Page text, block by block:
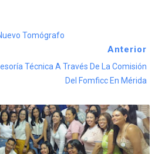
Tomógrafo
Anterior
Técnica A Través De La Comisión
Del Fomficc En Mérida